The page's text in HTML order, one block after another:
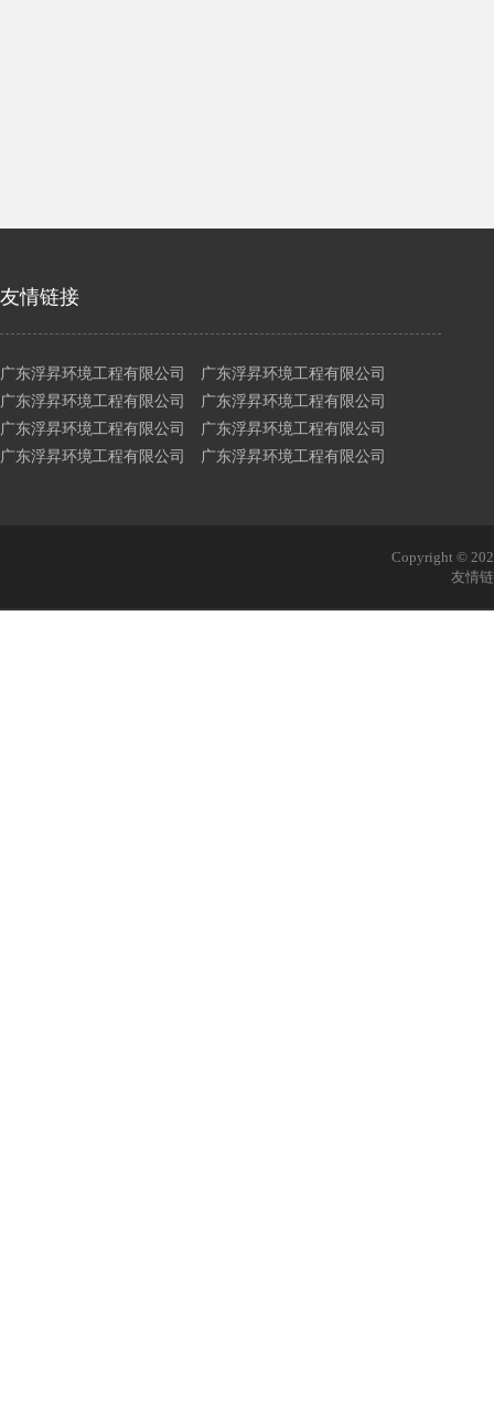
广东浮昇环境工程有限公司 广东浮昇环境工程有限公司
广东浮昇环境工程有限公司 广东浮昇环境工程有限公司
广东浮昇环境工程有限公司 广东浮昇环境工程有限公司
广东浮昇环境工程有限公司 广东浮昇环境工程有限公司
友情链接
Copyright ©
友情